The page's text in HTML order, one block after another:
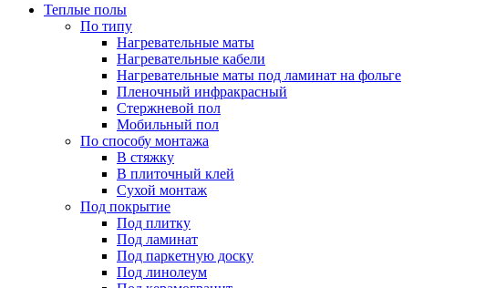
Теплые полы
По типу
Нагревательные маты
Нагревательные кабели
Нагревательные маты под ламинат на фольге
Пленочный инфракрасный
Стержневой пол
Мобильный пол
По способу монтажа
В стяжку
В плиточный клей
Сухой монтаж
Под покрытие
Под плитку
Под ламинат
Под паркетную доску
Под линолеум